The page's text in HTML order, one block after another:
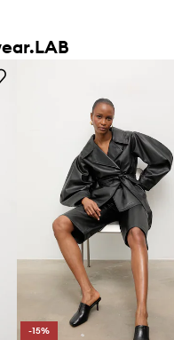
-15%